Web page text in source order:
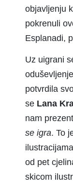
objavljenju
pokrenuli
Esplanadi,
Uz uigrani
potvrdila
se Lana
nam
se igra. To
od pet
skicom